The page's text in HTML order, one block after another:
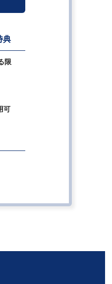
典
限
可